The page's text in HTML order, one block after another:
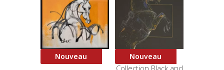
Nouveau
Jaune Nouveau
Courbette 2 –